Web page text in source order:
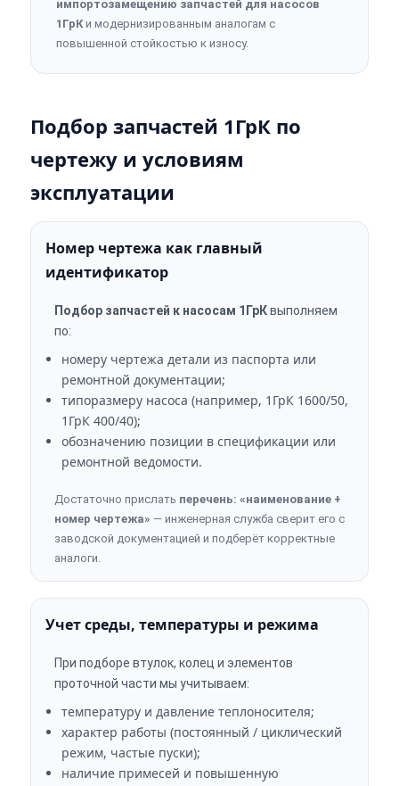
импортозамещению запчастей для насосов
1ГрКи модернизированным аналогам с
повышенной стойкостью к износу.
Подбор запчастей 1ГрК по
чертежу и условиям
эксплуатации
Номер чертежа как главный
идентификатор
Подбор запчастей к насосам 1ГрКвыполняем
по:
номеру чертежа детали из паспорта или
ремонтной документации;
типоразмеру насоса (например, 1ГрК 1600/50,
1ГрК 400/40);
обозначению позиции в спецификации или
ремонтной ведомости.
Достаточно прислать перечень: «наименование +
номер чертежа» — инженерная служба сверит его с
заводской документацией и подберёт корректные
аналоги.
Учет среды, температуры и режима
При подборе втулок, колец и элементов
проточной части мы учитываем:
температуру и давление теплоносителя;
характер работы (постоянный / циклический
режим, частые пуски);
наличие примесей и повышенную